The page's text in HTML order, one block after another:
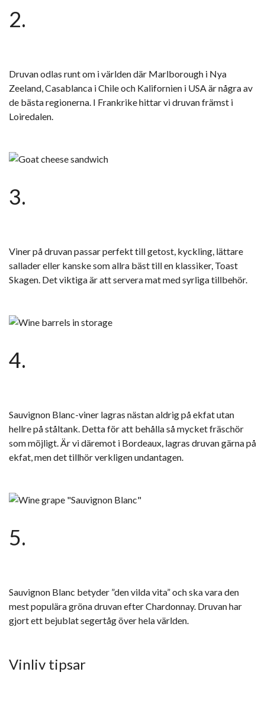
2.
Druvan odlas runt om i världen där Marlborough i Nya
Zeeland, Casablanca i Chile och Kalifornien i USA är några av
de bästa regionerna. I Frankrike hittar vi druvan främst i
Loiredalen.
3.
Viner på druvan passar perfekt till getost, kyckling, lättare
sallader eller kanske som allra bäst till en klassiker, Toast
Skagen. Det viktiga är att servera mat med syrliga tillbehör.
4.
Sauvignon Blanc-viner lagras nästan aldrig på ekfat utan
hellre på ståltank. Detta för att behålla så mycket fräschör
som möjligt. Är vi däremot i Bordeaux, lagras druvan gärna på
ekfat, men det tillhör verkligen undantagen.
5.
Sauvignon Blanc betyder ”den vilda vita” och ska vara den
mest populära gröna druvan efter Chardonnay. Druvan har
gjort ett bejublat segertåg över hela världen.
Vinliv tipsar